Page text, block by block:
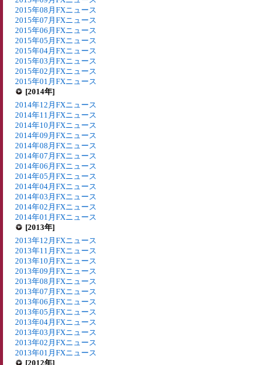
2015年08月FXニュース
2015年07月FXニュース
2015年06月FXニュース
2015年05月FXニュース
2015年04月FXニュース
2015年03月FXニュース
2015年02月FXニュース
2015年01月FXニュース
[2014年]
2014年12月FXニュース
2014年11月FXニュース
2014年10月FXニュース
2014年09月FXニュース
2014年08月FXニュース
2014年07月FXニュース
2014年06月FXニュース
2014年05月FXニュース
2014年04月FXニュース
2014年03月FXニュース
2014年02月FXニュース
2014年01月FXニュース
[2013年]
2013年12月FXニュース
2013年11月FXニュース
2013年10月FXニュース
2013年09月FXニュース
2013年08月FXニュース
2013年07月FXニュース
2013年06月FXニュース
2013年05月FXニュース
2013年04月FXニュース
2013年03月FXニュース
2013年02月FXニュース
2013年01月FXニュース
[2012年]